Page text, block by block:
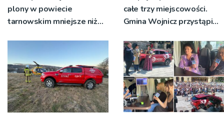
plony w powiecie
tarnowskim mniejsze niż
całe trzy miejscowości.
Gmina Wojnicz przystąpi
planistycznych